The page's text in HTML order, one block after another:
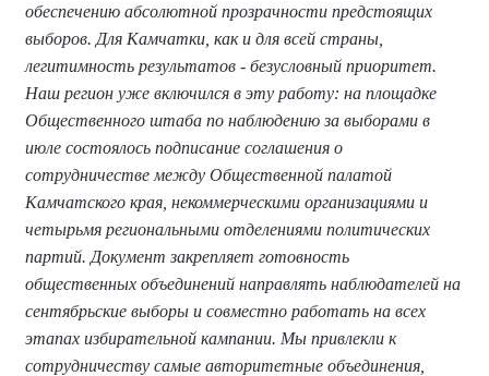
обеспечению абсолютной прозрачности предстоящих
выборов. Для Камчатки, как и для всей страны,
легитимность результатов - безусловный приоритет.
Наш регион уже включился в эту работу: на площадке
Общественного штаба по наблюдению за выборами в
июле состоялось подписание соглашения о
сотрудничестве между Общественной палатой
Камчатского края, некоммерческими организациями и
четырьмя региональными отделениями политических
партий. Документ закрепляет готовность
общественных объединений направлять наблюдателей на
сентябрьские выборы и совместно работать на всех
этапах избирательной кампании. Мы привлекли к
сотрудничеству самые авторитетные объединения,